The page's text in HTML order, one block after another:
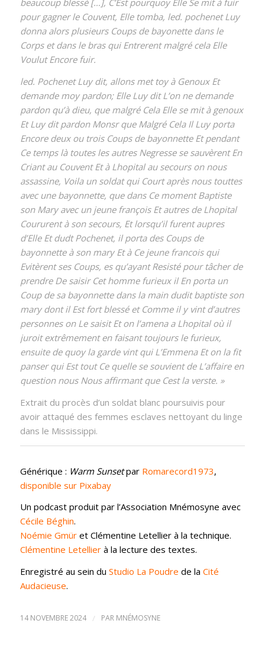
beaucoup blessé […], C’Est pourquoy Elle Se mit à fuir
pour gagner le Couvent, Elle tomba, led. pochenet Luy
donna alors plusieurs Coups de bayonette dans le
Corps et dans le bras qui Entrerent malgré cela Elle
Voulut Encore fuir.
led. Pochenet Luy dit, allons met toy à Genoux Et
demande moy pardon; Elle Luy dit L’on ne demande
pardon qu’à dieu, que malgré Cela Elle se mit à genoux
Et Luy dit pardon Monsr que Malgré Cela Il Luy porta
Encore deux ou trois Coups de bayonnette Et pendant
Ce temps là toutes les autres Negresse se sauvèrent En
Criant au Couvent Et à Lhopital au secours on nous
assassine, Voila un soldat qui Court après nous touttes
avec une bayonnette, que dans Ce moment Baptiste
son Mary avec un jeune françois Et autres de Lhopital
Coururent à son secours, Et lorsqu’il furent aupres
d’Elle Et dudt Pochenet, il porta des Coups de
bayonnette à son mary Et à Ce jeune francois qui
Evitèrent ses Coups, es qu’ayant Resisté pour tâcher de
prendre De saisir Cet homme furieux il En porta un
Coup de sa bayonnette dans la main du­dit baptiste son
mary dont il Est fort blessé et Comme il y vint d’autres
personnes on Le saisit Et on l’amena a Lhopital où il
juroit extrême­ment en faisant toujours le furieux,
ensuite de quoy la garde vint qui L’Emmena Et on la fit
panser qui Est tout Ce quelle se souvient de L’af­faire en
question nous Nous affirmant que Cest la verste. »
Extrait du procès d’un soldat blanc poursuivis pour
avoir attaqué des femmes esclaves nettoyant du linge
dans le Mississippi.
Générique : Warm Sunsetpar Romarecord1973,
disponible sur Pixabay
Un podcast produit par l’Association Mnémosyne avec
Cécile Béghin.
Noémie Gmüret Clémentine Letellier à la technique.
Clémentine Letellierà la lecture des textes.
Enregistré au sein du Studio La Poudre de la Cité
Audacieuse.
14 NOVEMBRE 2024 / PAR MNÉMOSYNE